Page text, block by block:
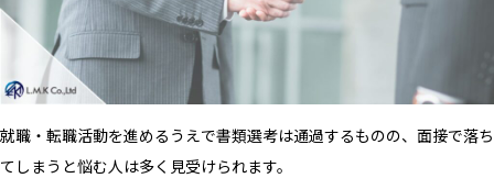
就職・転職活動を進めるうえで書類選考は通過するものの、面接で落ち
てしまうと悩む人は多く見受けられます。